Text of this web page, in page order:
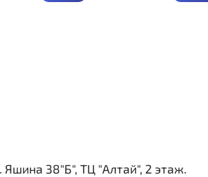
Яшина 38"Б", ТЦ "Алтай", 2 этаж.